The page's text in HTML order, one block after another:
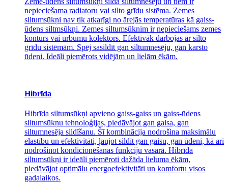
nepieciešama radiatoru vai silto grīdu sistēma. Zemes
siltumsūkņi nav tik atkarīgi no ārejās temperatūras kā gaiss-
ūdens siltmsūkņi. Zemes siltumsūknim ir nepieciešams zemes
konturs vai urbumu kolektors. Efektīvāk darbojas ar silto
grīdu sistēmām. Spēj sasildīt gan siltumnesēju, gan karsto
ūdeni. Ideāli piemērots vidējām un lielām ēkām.
Hibrīda
Hibrīda siltumsūkņi apvieno gaiss-gaiss un gaiss-ūdens
siltumsūkņu tehnoloģijas, piedāvājot gan gaisa, gan
siltumnesēja sildīšanu. Šī kombinācija nodrošina maksimālu
elastību un efektivitāti, ļaujot sildīt gan gaisu, gan ūdeni, kā arī
nodrošinot kondicionēšanas funkciju vasarā. Hibrīda
siltumsūkņi ir ideāli piemēroti dažāda lieluma ēkām,
piedāvājot optimālu energoefektivitāti un komfortu visos
gadalaikos.